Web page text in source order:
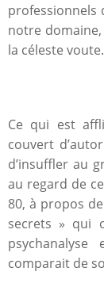
professionnels
notre
la céleste
Ce qui est
couvert
d’insuffler au
au regard de
80, à propos
secrets » qui
comparait de